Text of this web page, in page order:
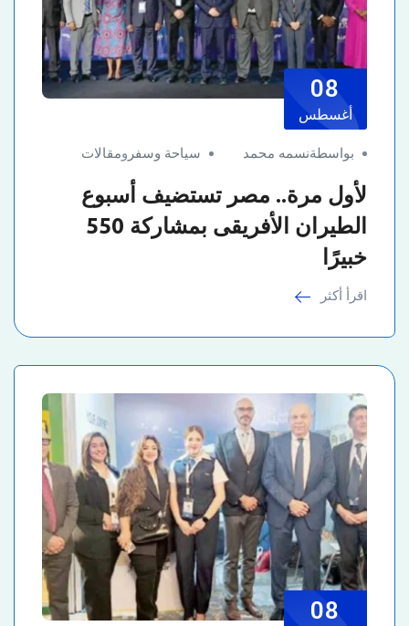
08
أغسطس
بواسطةنسمه محمد سياحة وسفر ومقالات
لأول مرة.. مصر تستضيف أسبوع
الطيران الأفريقى بمشاركة 550
خبيرًا
اقرأ أكثر
08